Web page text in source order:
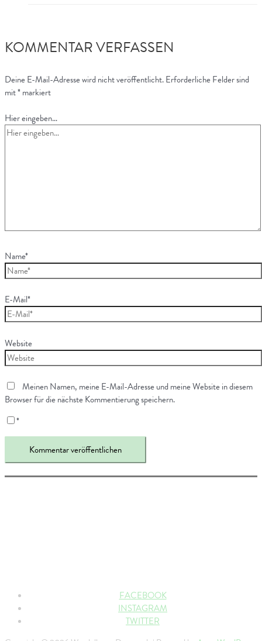
KOMMENTAR VERFASSEN
Deine E-Mail-Adresse wird nicht veröffentlicht.Erforderliche Felder sind
mit*markiert
Hier eingeben…
Name*
E-Mail*
Website
Meinen Namen, meine E-Mail-Adresse und meine Website in diesem
Browser für die nächste Kommentierung speichern.
*
FACEBOOK
INSTAGRAM
TWITTER